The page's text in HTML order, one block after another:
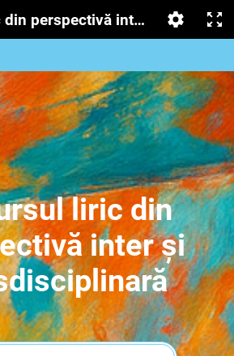
perspectivă inter și
liric din
inter și